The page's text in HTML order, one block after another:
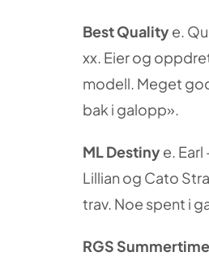
Best Qualitye.
xx. Eier og
modell. Meget
bak i galopp».
ML Destinye. Earl
Lillian og Cato
trav. Noe spent i
RGS